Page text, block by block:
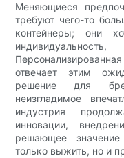
Меняющиеся
требуют чего-то
контейнеры; они
отвечает этим
решение для
неизгладимое
индустрия
инновации,
решающее
только выжить, но и